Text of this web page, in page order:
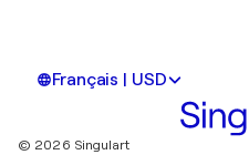
Français | USD
© 2026 Singulart